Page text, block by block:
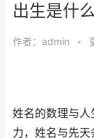
出生是什
作者： admin •
姓名的数理与
力，姓名与先